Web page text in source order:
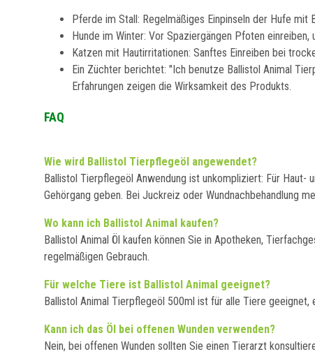
Pferde im Stall: Regelmäßiges Einpinseln der Hufe
Hunde im Winter: Vor Spaziergängen Pfoten
Katzen mit Hautirritationen: Sanftes Einreiben bei
Ein Züchter berichtet: "Ich benutze Ballistol Animal
Erfahrungen zeigen die Wirksamkeit des Produkts.
FAQ
Wie wird Ballistol Tierpflegeöl angewendet?
Ballistol Tierpflegeöl Anwendung ist unkompliziert: Für
Gehörgang geben. Bei Juckreiz oder Wundnachbehandlung
Wo kann ich Ballistol Animal kaufen?
Ballistol Animal Öl kaufen können Sie in Apotheken,
regelmäßigen Gebrauch.
Für welche Tiere ist Ballistol Animal geeignet?
Ballistol Animal Tierpflegeöl 500ml ist für alle Tiere
Kann ich das Öl bei offenen Wunden verwenden?
Nein, bei offenen Wunden sollten Sie einen Tierarzt